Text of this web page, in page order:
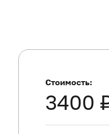
Стоимость:
3400